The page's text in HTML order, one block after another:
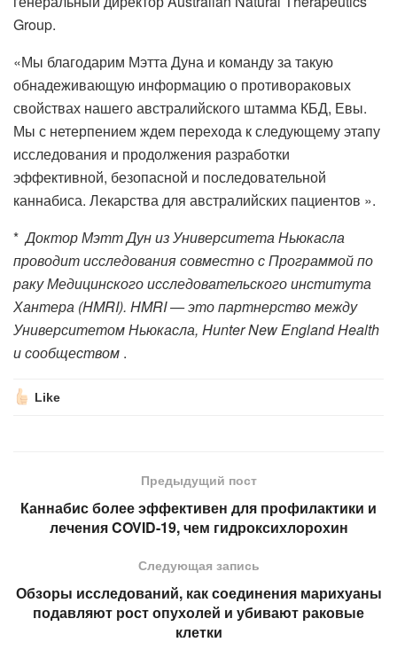
Group.
«Мы благодарим Мэтта Дуна и команду за такую ​​
обнадеживающую информацию о противораковых
свойствах нашего австралийского штамма КБД, Евы.
Мы с нетерпением ждем перехода к следующему этапу
исследования и продолжения разработки
эффективной, безопасной и последовательной
каннабиса. Лекарства для австралийских пациентов ».
*Доктор Мэтт Дун из Университета Ньюкасла
проводит исследования совместно с Программой по
раку Медицинского исследовательского института
Хантера (HMRI). HMRI — это партнерство между
Университетом Ньюкасла, Hunter New England Health
и сообществом .
Like
Предыдущий пост
Каннабис более эффективен для профилактики и
лечения COVID-19, чем гидроксихлорохин
Следующая запись
Обзоры исследований, как соединения марихуаны
подавляют рост опухолей и убивают раковые
клетки